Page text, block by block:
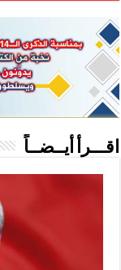
اقـــرأ أيــضــاً